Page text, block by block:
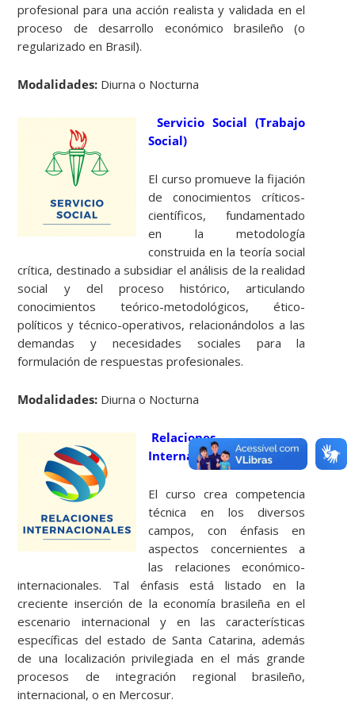
profesional para una acción realista y validada en el
proceso de desarrollo económico brasileño (o
regularizado en Brasil).
Modalidades: Diurna o Nocturna
Servicio Social (Trabajo
Social)
El curso promueve la fijación
de conocimientos críticos-
científicos, fundamentado
en la metodología
construida en la teoría social
crítica, destinado a subsidiar el análisis de la realidad
social y del proceso histórico, articulando
conocimientos teórico-metodológicos, ético-
políticos y técnico-operativos, relacionándolos a las
demandas y necesidades sociales para la
formulación de respuestas profesionales.
Modalidades: Diurna o Nocturna
Relaciones
Internacionales
El curso crea competencia
técnica en los diversos
campos, con énfasis en
aspectos concernientes a
las relaciones económico-
internacionales. Tal énfasis está listado en la
creciente inserción de la economía brasileña en el
escenario internacional y en las características
específicas del estado de Santa Catarina, además
de una localización privilegiada en el más grande
procesos de integración regional brasileño,
internacional, o en Mercosur.